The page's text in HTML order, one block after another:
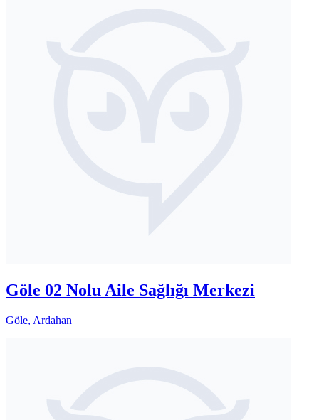
Göle 02 Nolu Aile Sağlığı Merkezi
Göle, Ardahan